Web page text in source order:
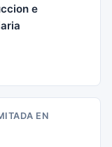
e
EN